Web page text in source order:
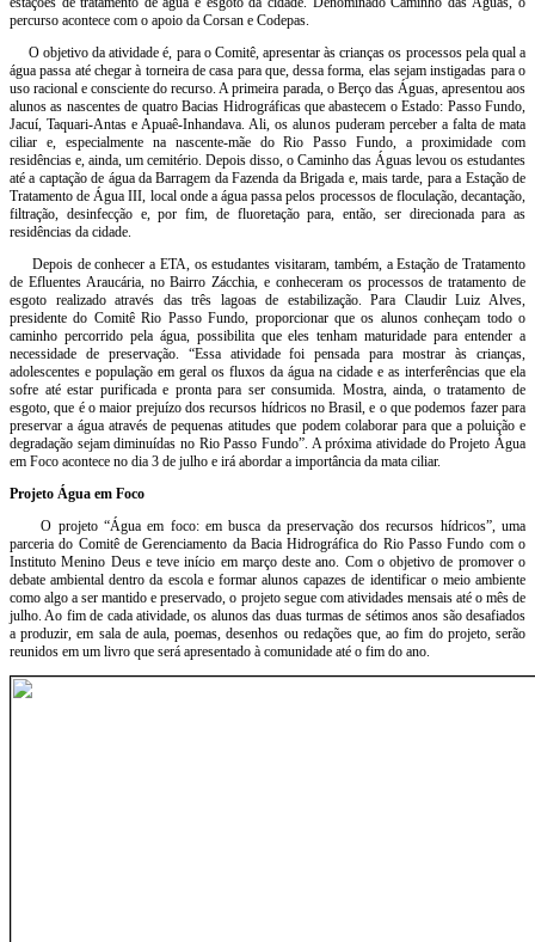
percurso acontece com o apoio da Corsan e Codepas.
O objetivo da atividade é, para o Comitê, apresentar às crianças os processos pela qual a
água passa até chegar à torneira de casa para que, dessa forma, elas sejam instigadas para o
uso racional e consciente do recurso. A primeira parada, o Berço das Águas, apresentou aos
alunos as nascentes de quatro Bacias Hidrográficas que abastecem o Estado: Passo Fundo,
Jacuí, Taquari-Antas e Apuaê-Inhandava. Ali, os alunos puderam perceber a falta de mata
ciliar e, especialmente na nascente-mãe do Rio Passo Fundo, a proximidade com
residências e, ainda, um cemitério. Depois disso, o Caminho das Águas levou os estudantes
até a captação de água da Barragem da Fazenda da Brigada e, mais tarde, para a Estação de
Tratamento de Água III, local onde a água passa pelos processos de floculação, decantação,
filtração, desinfecção e, por fim, de fluoretação para, então, ser direcionada para as
residências da cidade.
Depois de conhecer a ETA, os estudantes visitaram, também, a Estação de Tratamento
de Efluentes Araucária, no Bairro Zácchia, e conheceram os processos de tratamento de
esgoto realizado através das três lagoas de estabilização. Para Claudir Luiz Alves,
presidente do Comitê Rio Passo Fundo, proporcionar que os alunos conheçam todo o
caminho percorrido pela água, possibilita que eles tenham maturidade para entender a
necessidade de preservação. “Essa atividade foi pensada para mostrar às crianças,
adolescentes e população em geral os fluxos da água na cidade e as interferências que ela
sofre até estar purificada e pronta para ser consumida. Mostra, ainda, o tratamento de
esgoto, que é o maior prejuízo dos recursos hídricos no Brasil, e o que podemos fazer para
preservar a água através de pequenas atitudes que podem colaborar para que a poluição e
degradação sejam diminuídas no Rio Passo Fundo”. A próxima atividade do Projeto Água
em Foco acontece no dia 3 de julho e irá abordar a importância da mata ciliar.
Projeto Água em Foco
O projeto “Água em foco: em busca da preservação dos recursos hídricos”, uma
parceria do Comitê de Gerenciamento da Bacia Hidrográfica do Rio Passo Fundo com o
Instituto Menino Deus e teve início em março deste ano. Com o objetivo de promover o
debate ambiental dentro da escola e formar alunos capazes de identificar o meio ambiente
como algo a ser mantido e preservado, o projeto segue com atividades mensais até o mês de
julho. Ao fim de cada atividade, os alunos das duas turmas de sétimos anos são desafiados
a produzir, em sala de aula, poemas, desenhos ou redações que, ao fim do projeto, serão
reunidos em um livro que será apresentado à comunidade até o fim do ano.